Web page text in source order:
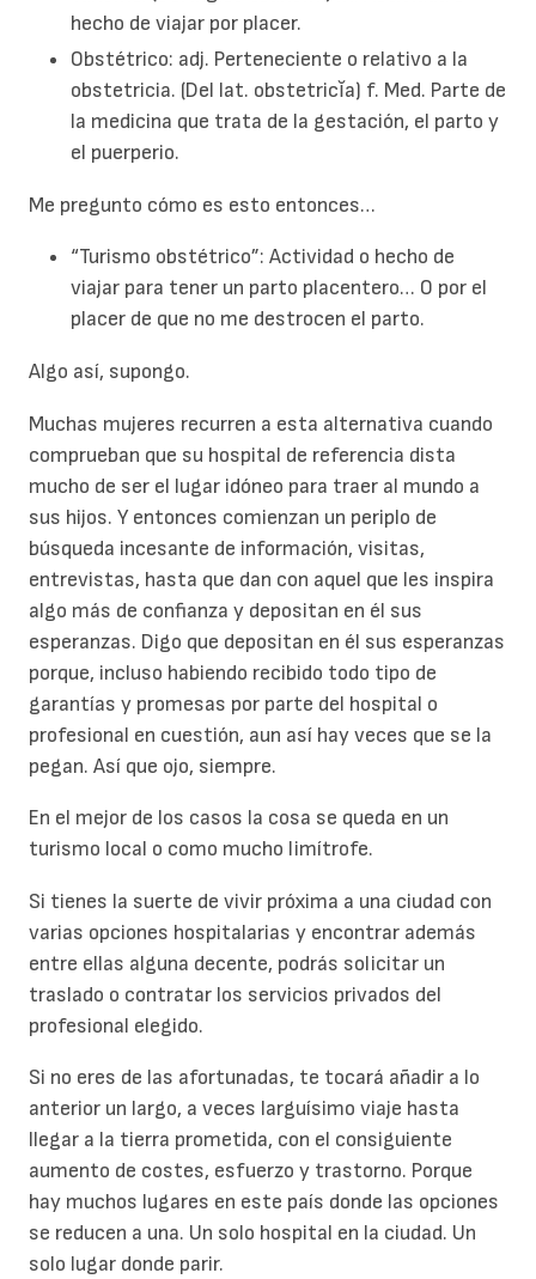
hecho de viajar por placer.
Obstétrico: adj. Perteneciente o relativo a la
obstetricia. (Del lat. obstetricĭa) f. Med. Parte de
la medicina que trata de la gestación, el parto y
el puerperio.
Me pregunto cómo es esto entonces…
“Turismo obstétrico”: Actividad o hecho de
viajar para tener un parto placentero… O por el
placer de que no me destrocen el parto.
Algo así, supongo.
Muchas mujeres recurren a esta alternativa cuando
comprueban que su hospital de referencia dista
mucho de ser el lugar idóneo para traer al mundo a
sus hijos. Y entonces comienzan un periplo de
búsqueda incesante de información, visitas,
entrevistas, hasta que dan con aquel que les inspira
algo más de confianza y depositan en él sus
esperanzas. Digo que depositan en él sus esperanzas
porque, incluso habiendo recibido todo tipo de
garantías y promesas por parte del hospital o
profesional en cuestión, aun así hay veces que se la
pegan. Así que ojo, siempre.
En el mejor de los casos la cosa se queda en un
turismo local o como mucho limítrofe.
Si tienes la suerte de vivir próxima a una ciudad con
varias opciones hospitalarias y encontrar además
entre ellas alguna decente, podrás solicitar un
traslado o contratar los servicios privados del
profesional elegido.
Si no eres de las afortunadas, te tocará añadir a lo
anterior un largo, a veces larguísimo viaje hasta
llegar a la tierra prometida, con el consiguiente
aumento de costes, esfuerzo y trastorno. Porque
hay muchos lugares en este país donde las opciones
se reducen a una. Un solo hospital en la ciudad. Un
solo lugar donde parir.